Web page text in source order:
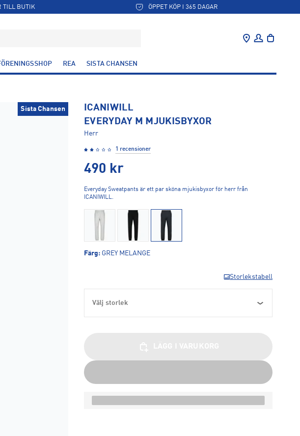
TILL BUTIK ÖPPET KÖP I 365 DAGAR
REA SISTA CHANSEN
ICANIWILL
EVERYDAY M MJUKISBYXOR
Herr
1 recensioner
490 kr
Everyday Sweatpants är ett par sköna mjukisbyxor för herr från
ICANIWILL.
Färg: GREY MELANGE
Storlekstabell
Välj storlek
Sista Chansen